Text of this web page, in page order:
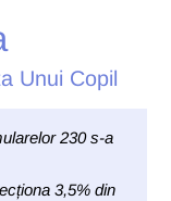
Unui Copil
230 s-a
3,5% din